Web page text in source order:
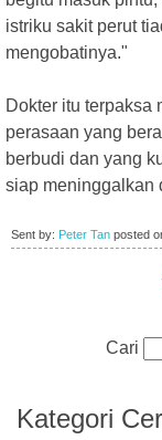
istriku sakit perut
mengobatinya."
Dokter itu terpaksa
perasaan yang
berbudi dan yang
siap meninggalkan
Sent by: Peter Tan posted
Cari
Kategori